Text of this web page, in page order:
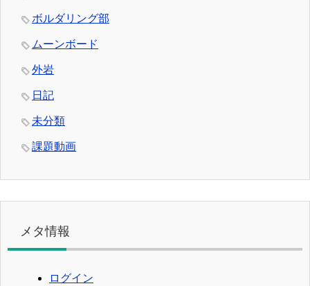
ボルダリング部
ムーンボード
外岩
日記
未分類
課題動画
メタ情報
ログイン